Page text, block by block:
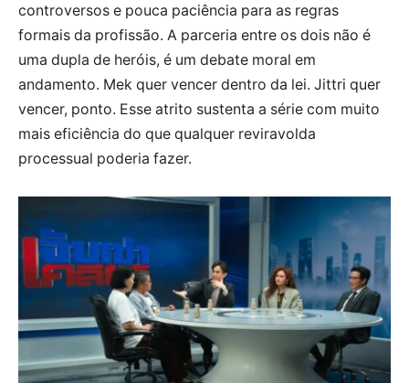
controversos e pouca paciência para as regras
formais da profissão. A parceria entre os dois não é
uma dupla de heróis, é um debate moral em
andamento. Mek quer vencer dentro da lei. Jittri quer
vencer, ponto. Esse atrito sustenta a série com muito
mais eficiência do que qualquer reviravolda
processual poderia fazer.